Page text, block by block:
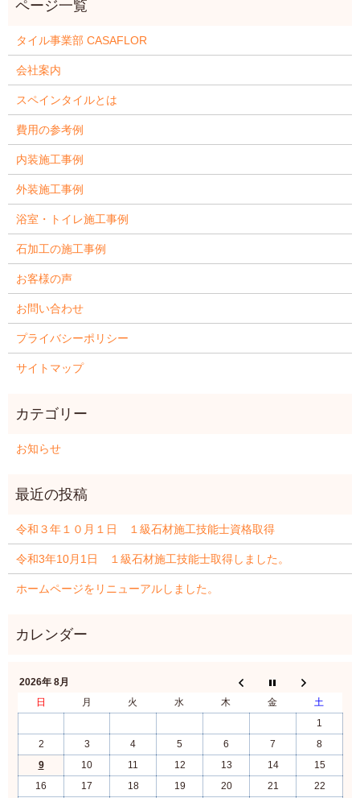
タイル事業部 CASAFLOR
会社案内
スペインタイルとは
費用の参考例
内装施工事例
外装施工事例
浴室・トイレ施工事例
石加工の施工事例
お客様の声
お問い合わせ
プライバシーポリシー
サイトマップ
お知らせ
令和３年１０月１日 １級石材施工技能士資格取得
令和3年10月1日 １級石材施工技能士取得しました。
ホームページをリニューアルしました。
2026年 8月
日
月 火 水 木 金
土
1
2
3 4 5 6 7
8
9
10 11 12 13 14
15
16
17 18 19 20 21 22